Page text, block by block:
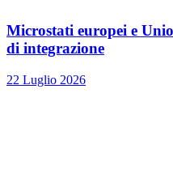
Microstati europei e
di integrazione
22 Luglio 2026